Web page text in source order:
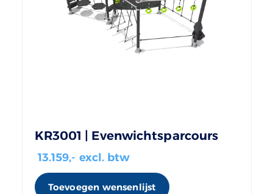
KR3001 | Evenwichtsparcours
13.159,- excl. btw
Toevoegen wensenlijst